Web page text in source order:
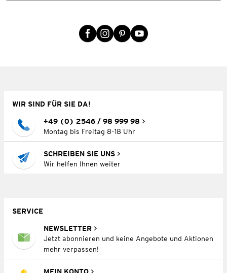
WIR SIND FÜR SIE DA!
+49 (0) 2546 / 98 999 98
Montag bis Freitag 8–18 Uhr
SCHREIBEN SIE UNS
Wir helfen Ihnen weiter
SERVICE
NEWSLETTER
Jetzt abonnieren und keine Angebote und Aktionen
mehr verpassen!
MEIN KONTO